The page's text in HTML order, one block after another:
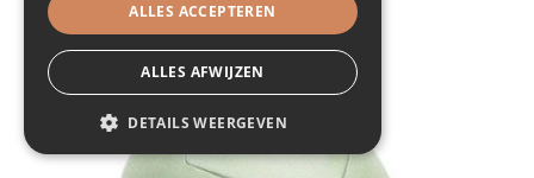
ALLES ACCEPTEREN
ALLES AFWIJZEN
DETAILS WEERGEVEN
STRIKT NOODZAKELIJK